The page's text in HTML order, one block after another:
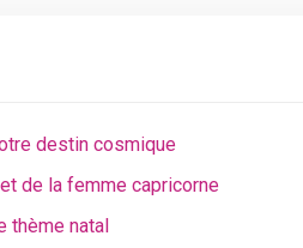
destin cosmique
de la femme capricorne
thème natal